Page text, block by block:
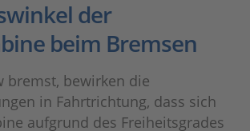
der
beim Bremsen
bremst, bewirken die
in Fahrtrichtung, dass sich
aufgrund des Freiheitsgrades